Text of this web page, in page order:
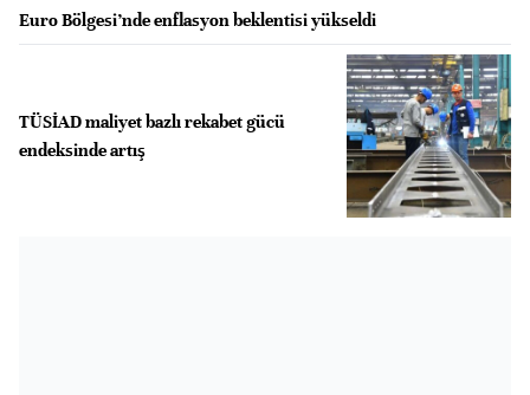
Euro Bölgesi’nde enflasyon beklentisi yükseldi
TÜSİAD maliyet bazlı rekabet gücü
endeksinde artış